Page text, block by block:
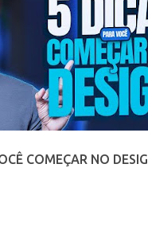
COMEÇAR NO
TUTORIAL